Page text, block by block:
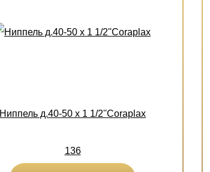
Ниппель д.40-50 х 1 1/2''Coraplax
136